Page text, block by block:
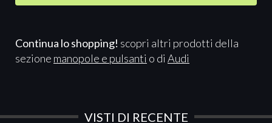
Continua lo shopping! scopri altri prodotti della
sezione manopole e pulsanti o di Audi
VISTI DI RECENTE